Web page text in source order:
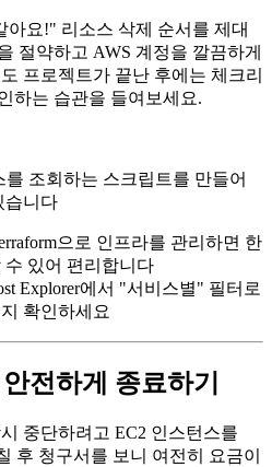
아요!" 리소스 삭제 순서를 제대
절약하고 AWS 계정을 깔끔하게
프로젝트가 끝난 후에는 체크리
하는 습관을 들여보세요.
조회하는 스크립트를 만들어
습니다
으로 인프라를 관리하면 한
있어 편리합니다
Explorer에서 "서비스별" 필터로
확인하세요
전하게 종료하기
중단하려고 EC2 인스턴스를
후 청구서를 보니 여전히 요금이